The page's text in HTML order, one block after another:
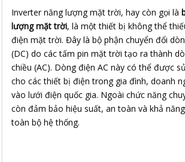
Inverter năng lượng mặt trời, hay còn gọi là
lượng mặt trời, là một thiết bị không thể
điện mặt trời. Đây là bộ phận chuyển đổi
(DC) do các tấm pin mặt trời tạo ra thành
chiều (AC). Dòng điện AC này có thể được
cho các thiết bị điện trong gia đình, doanh
vào lưới điện quốc gia. Ngoài chức năng
còn đảm bảo hiệu suất, an toàn và khả
toàn bộ hệ thống.